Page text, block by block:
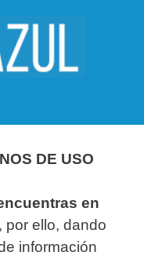
DE USO
en
, por ello, dando
información